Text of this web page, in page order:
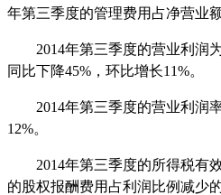
年第三季度的管理费用占净营业
2014年第三季度的营业利润
同比下降45% ，环比增长11%。
2014年第三季度的营业利润
12%。
2014年第三季度的所得税有
的股权报酬费用占利润比例减少的